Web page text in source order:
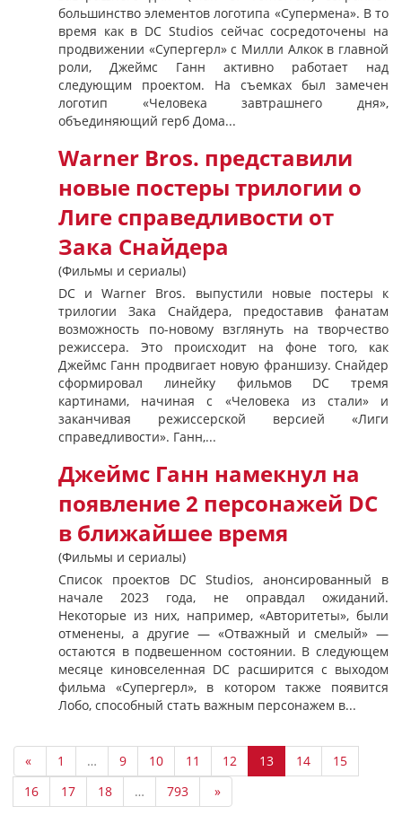
большинство элементов логотипа «Супермена». В то
время как в DC Studios сейчас сосредоточены на
продвижении «Супергерл» с Милли Алкок в главной
роли, Джеймс Ганн активно работает над
следующим проектом. На съемках был замечен
логотип «Человека завтрашнего дня»,
объединяющий герб Дома...
Warner Bros. представили
новые постеры трилогии о
Лиге справедливости от
Зака Снайдера
(Фильмы и сериалы)
DC и Warner Bros. выпустили новые постеры к
трилогии Зака ​​Снайдера, предоставив фанатам
возможность по-новому взглянуть на творчество
режиссера. Это происходит на фоне того, как
Джеймс Ганн продвигает новую франшизу. Снайдер
сформировал линейку фильмов DC тремя
картинами, начиная с «Человека из стали» и
заканчивая режиссерской версией «Лиги
справедливости». Ганн,...
Джеймс Ганн намекнул на
появление 2 персонажей DC
в ближайшее время
(Фильмы и сериалы)
Список проектов DC Studios, анонсированный в
начале 2023 года, не оправдал ожиданий.
Некоторые из них, например, «Авторитеты», были
отменены, а другие — «Отважный и смелый» —
остаются в подвешенном состоянии. В следующем
месяце киновселенная DC расширится с выходом
фильма «Супергерл», в котором также появится
Лобо, способный стать важным персонажем в...
« 1 … 9 10 11 12 13 14
15
16
17 18 … 793 »